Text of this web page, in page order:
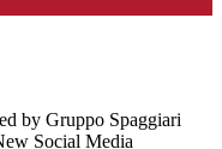
by Gruppo Spaggiari
Social Media